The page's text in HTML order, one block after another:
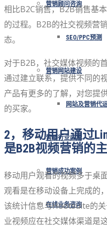
营销顾问咨询
SEO/PPC预测
营销网站建设
网站及营销代
营销行业应用
营销成功案例
在线业务咨询
相比B2C销售，B2B销售基
的过程。B2B的社交视频营
态。
对于B2B，社交媒体视频的
通过建立联系，提供不同的
产品有更多的了解，对您提
的买家。
2，移动用户通过
是B2B视频营销的
移动用户观看的视频多于桌
观看是在移动设备上完成的
该统计信息与Hootsuite的
业视频应在社交媒体渠道是这